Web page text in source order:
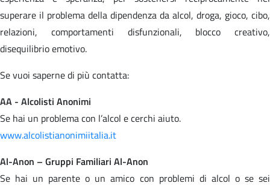
superare il problema della dipendenza da alcol, droga, gioco, cibo,
relazioni, comportamenti disfunzionali, blocco creativo,
disequilibrio emotivo.
Se vuoi saperne di più contatta:
AA - Alcolisti Anonimi
Se hai un problema con l’alcol e cerchi aiuto.
www.alcolistianonimiitalia.it
Al-Anon – Gruppi Familiari Al-Anon
Se hai un parente o un amico con problemi di alcol o se sei